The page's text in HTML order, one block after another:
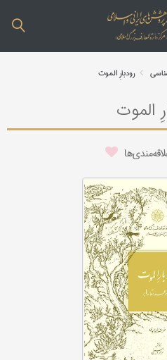
رودبارِ الموت
الموت